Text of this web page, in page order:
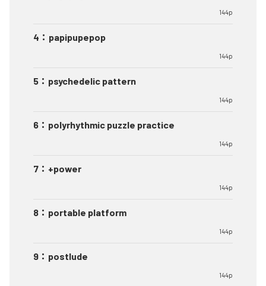
144p
4 ： papipupepop
144p
5 ： psychedelic pattern
144p
6 ： polyrhythmic puzzle practice
144p
7 ： +power
144p
8 ： portable platform
144p
9 ： postlude
144p